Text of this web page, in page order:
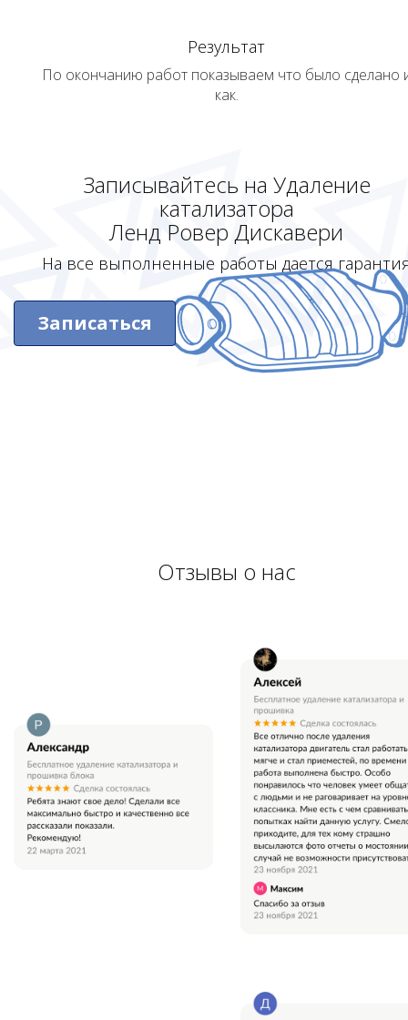
Результат
По окончанию работ показываем что было сделано
как.
Записывайтесь на Удаление
катализатора
Ленд Ровер Дискавери
На все выполненные работы дается
Записаться
Отзывы о нас